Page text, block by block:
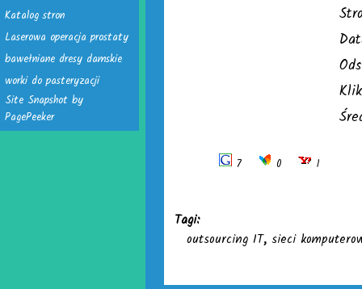
Katalog stron
Laserowa operacja prostaty
bawełniane dresy damskie
worki do pasteryzacji
Site Snapshot by
PagePeeker
7 0 1
Tagi:
outsourcing IT, sieci